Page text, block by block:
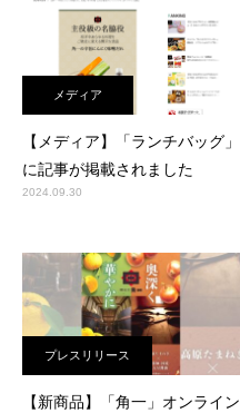
メディア
【メディア】「ランチバッグ」
に記事が掲載されました
2024.09.30
プレスリリース
【新商品】「⾓⼀」オンライン